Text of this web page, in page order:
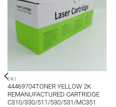
OKI
44469704TONER YELLOW 2K
REMANUFACTURED CARTRIDGE
C310/330/511/530/531/MC351